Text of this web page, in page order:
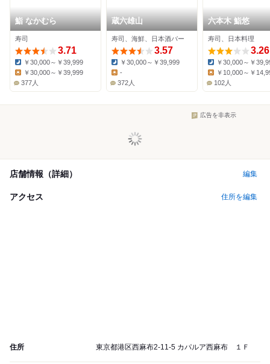
鮨 なかむら
寿司
3.71
Dinner:
￥30,000～￥39,999
￥30,000～￥39,999
377人
蔵六雄山
寿司、海鮮、日本酒バー
3.57
Dinner:
￥30,000～￥39,999
-
372人
六本木 鮨悠
寿司、日本料理
3.26
Dinner:
￥30,000～￥
￥10,000～￥
102人
広告を非表示
店舗情報（詳細） 編集
アクセス 住所を編集
住所 東京都港区西麻布2-11-5 カパルア西麻布 １Ｆ